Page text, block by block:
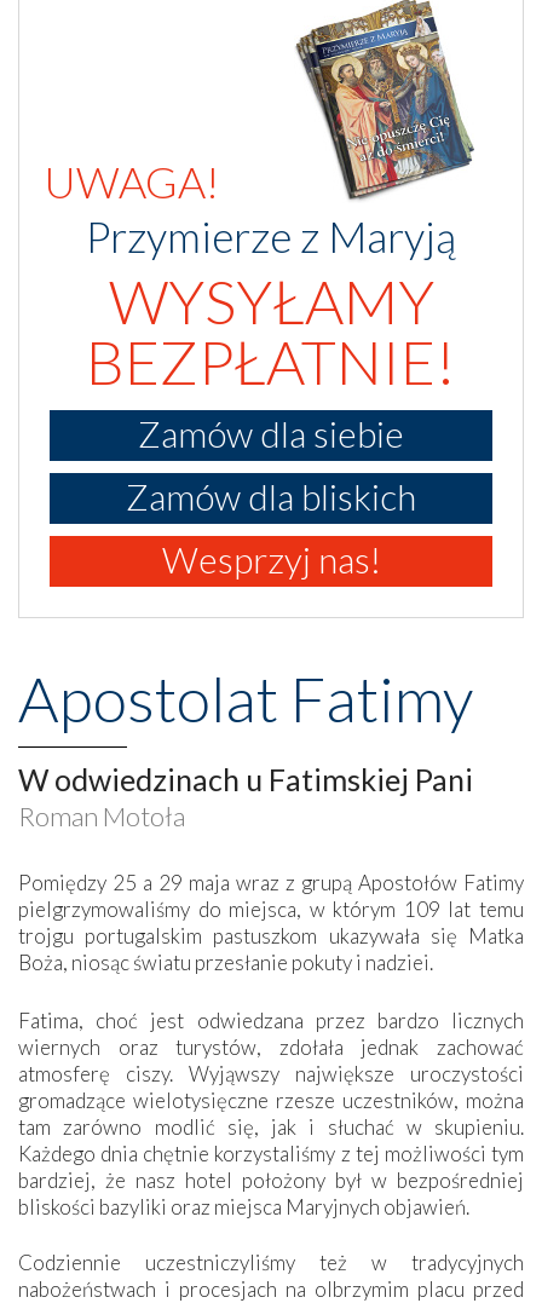
UWAGA!
Przymierze z Maryją
WYSYŁAMY
BEZPŁATNIE!
Zamów dla siebie
Zamów dla bliskich
Wesprzyj nas!
Apostolat Fatimy
W odwiedzinach u Fatimskiej Pani
Roman Motoła
Pomiędzy 25 a 29 maja wraz z grupą Apostołów Fatimy
pielgrzymowaliśmy do miejsca, w którym 109 lat temu
trojgu portugalskim pastuszkom ukazywała się Matka
Boża, niosąc światu przesłanie pokuty i nadziei.
Fatima, choć jest odwiedzana przez bardzo licznych
wiernych oraz turystów, zdołała jednak zachować
atmosferę ciszy. Wyjąwszy największe uroczystości
gromadzące wielotysięczne rzesze uczestników, można
tam zarówno modlić się, jak i słuchać w skupieniu.
Każdego dnia chętnie korzystaliśmy z tej możliwości tym
bardziej, że nasz hotel położony był w bezpośredniej
bliskości bazyliki oraz miejsca Maryjnych objawień.
Codziennie uczestniczyliśmy też w tradycyjnych
nabożeństwach i procesjach na olbrzymim placu przed